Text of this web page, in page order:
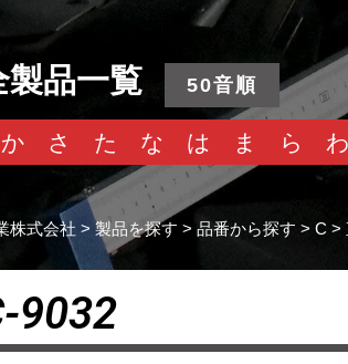
製品一覧 50音順
か さ た な は ま ら わ
株式会社 > 製品を探す > 品番から探す > C >
9032